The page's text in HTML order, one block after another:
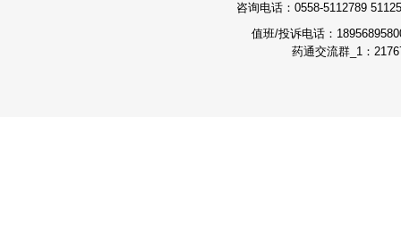
咨询电话：0558-5112789
值班/投诉电话：
药通交流群_1：